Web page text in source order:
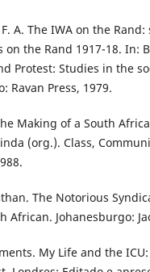
F. A. The IWA on the
on the Rand 1917-18. In:
Protest: Studies in the
Ravan Press, 1979.
Making of a South
(org.). Class,
The Notorious
African. Johanesburgo:
My Life and the